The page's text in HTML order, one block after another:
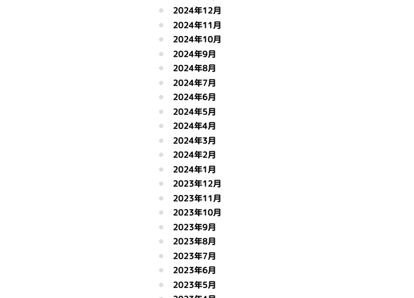
2024年12月
2024年11月
2024年10月
2024年9月
2024年8月
2024年7月
2024年6月
2024年5月
2024年4月
2024年3月
2024年2月
2024年1月
2023年12月
2023年11月
2023年10月
2023年9月
2023年8月
2023年7月
2023年6月
2023年5月